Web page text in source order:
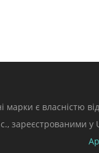
марки є власністю
зареєстрованими у